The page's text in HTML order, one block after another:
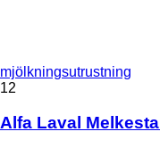
mjölkningsutrustning
12
Alfa Laval Melkestall